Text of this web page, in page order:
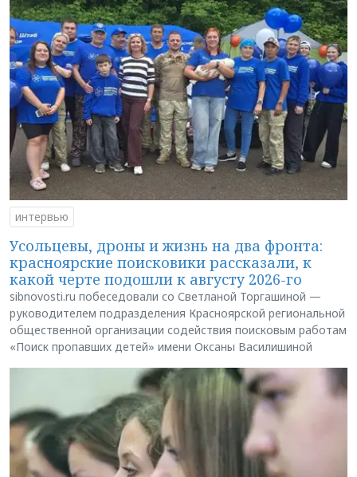
интервью
Усольцевы, дроны и жизнь на два фронта:
красноярские поисковики рассказали, к
какой черте подошли к августу 2026-го
sibnovosti.ru побеседовали со Светланой Торгашиной —
руководителем подразделения Красноярской региональной
общественной организации содействия поисковым работам
«Поиск пропавших детей» имени Оксаны Василишиной